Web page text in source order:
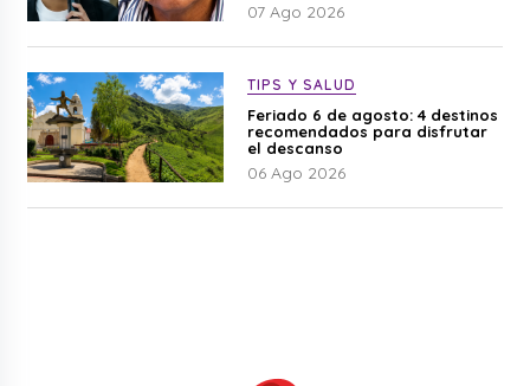
07 Ago 2026
TIPS Y SALUD
Feriado 6 de agosto: 4 destinos
recomendados para disfrutar
el descanso
06 Ago 2026